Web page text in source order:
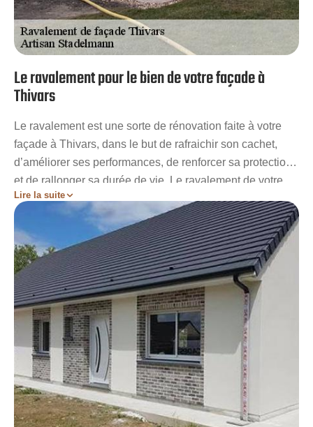
Le ravalement pour le bien de votre façade à
Thivars
Le ravalement est une sorte de rénovation faite à votre
façade à Thivars, dans le but de rafraichir son cachet,
d’améliorer ses performances, de renforcer sa protection
et de rallonger sa durée de vie. Le ravalement de votre
façade à Thivars permet ainsi de remettre en valeur votre
bâtisse, tout en apportant un surplus de value. C’est une
opération obligatoire, contribuant à rétablir de façon sûre
l’isolation, la résistance et l’étanchéité de votre mur
extérieur. Une fois votre façade ravalée, elle ne risque
plus d’être malmenée par les intempéries pendant
plusieurs années.
Lire la suite